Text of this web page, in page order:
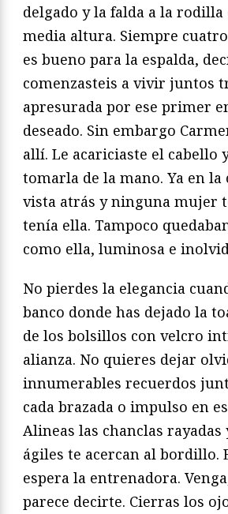
delgado y la falda a la rodilla
media altura. Siempre
es bueno para la espalda,
comenzasteis a vivir juntos
apresurada por ese primer
deseado. Sin embargo
allí. Le acariciaste el cabello
tomarla de la mano. Ya en la
vista atrás y ninguna mujer
tenía ella. Tampoco
como ella, luminosa e
No pierdes la elegancia
banco donde has dejado la
de los bolsillos con velcro
alianza. No quieres dejar
innumerables recuerdos
cada brazada o impulso en
Alineas las chanclas rayadas
ágiles te acercan al bordillo.
espera la entrenadora.
parece decirte. Cierras los